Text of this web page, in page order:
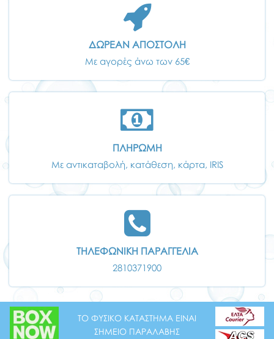
ΔΩΡΕΑΝ ΑΠΟΣΤΟΛΗ
Με αγορές άνω των 65€
ΠΛΗΡΩΜΗ
Με αντικαταβολή, κατάθεση, κάρτα, IRIS
ΤΗΛΕΦΩΝΙΚΗ ΠΑΡΑΓΓΕΛΙΑ
2810371900
ΤΟ ΦΥΣΙΚΟ ΚΑΤΑΣΤΗΜΑ ΕΙΝΑΙ
ΣΗΜΕΙΟ ΠΑΡΑΛΑΒΗΣ